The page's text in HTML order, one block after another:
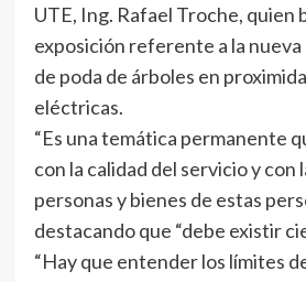
UTE, Ing. Rafael Troche, quien
exposición referente a la
de poda de árboles en
eléctricas.
“Es una temática permanente
con la calidad del servicio y con
personas y bienes de estas
destacando que “debe existir
“Hay que entender los límites